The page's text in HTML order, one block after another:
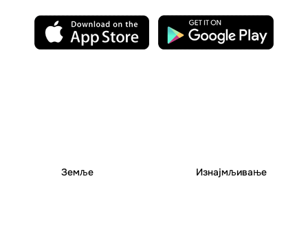
Земље Изнајмљивање